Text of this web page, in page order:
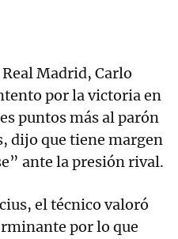
Madrid, Carlo
por la victoria en
puntos más al parón
dijo que tiene margen
ante la presión rival.
el técnico valoró
por lo que